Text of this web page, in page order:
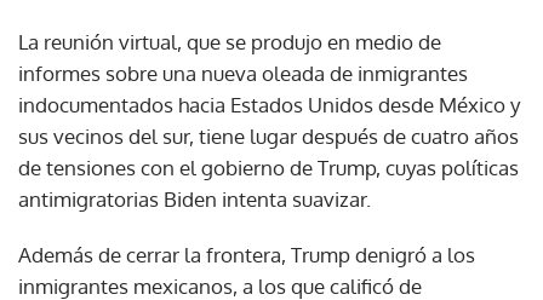
La reunión virtual, que se produjo en medio de
informes sobre una nueva oleada de inmigrantes
indocumentados hacia Estados Unidos desde México y
sus vecinos del sur, tiene lugar después de cuatro años
de tensiones con el gobierno de Trump, cuyas políticas
antimigratorias Biden intenta suavizar.
Además de cerrar la frontera, Trump denigró a los
inmigrantes mexicanos, a los que calificó de